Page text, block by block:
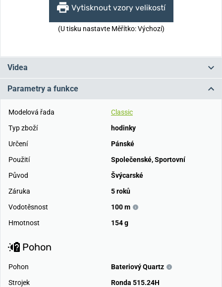
Vytisknout vzory velikostí
(U tisku nastavte Měřítko: Výchozí)
Videa
Parametry a funkce
Modelová řada
Classic
Typ zboží
hodinky
Určení
Pánské
Použití
Společenské,Sportovní
Původ
Švýcarské
Záruka
5 roků
Vodotěsnost
100 m
Hmotnost
154 g
Pohon
Pohon
Bateriový Quartz
Strojek
Ronda 515.24H